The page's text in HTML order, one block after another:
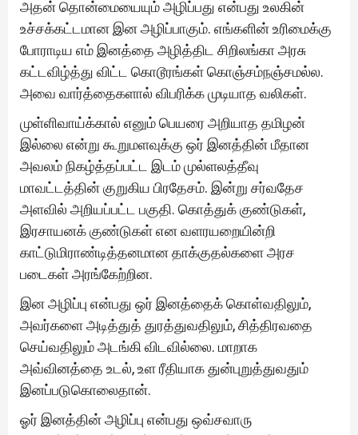
அதன் தொன்மையையும் அழிப்பது என்பது உலகின்
உச்சக்கட்டமான இன அழிப்பாகும். எங்களின் உரிமைக்கு
போராடிய எம் இனத்தை அழித்திட சிறிலங்கா அரசு
கட்டவிழ்த்து விட்ட கொடூரங்கள் கொஞ்சம்நஞ்சமல்ல.
அவை வார்த்தைகளால் விபரிக்க முடியாத வலிகள்.
முள்ளிவாய்க்கால் எனும் பெயரை அறியாத தமிழன்
இல்லை என்று கூறுமளவுக்கு ஒர் இனத்தின் மீதான
அவலம் நிகழ்த்தப்பட்ட இடம் முல்ளலத்தீவு
மாவட்டத்தின் குறுகிய பிரதேசம். இன்று சர்வதேச
அளவில் அறியப்பட்ட பகுதி. கொத்துக் குண்டுகள்,
இரசாயனக் குண்டுகள் என வளரயறையின்றி
காட்டுமிராண்டித்தனமான தாக்குதல்களை அரச
படைகள் அரங்கேற்றின.
இன அழிப்பு என்பது ஒர் இனத்தைக் கொள்வதிலும்,
அவர்களை அடித்துத் துரத்துவதிலும், சித்திரவதை
செய்வதிலும் அடங்கி விடவில்லை. மாறாக
அவ்வினத்தை உடல், உள ரீதியாக துன்புறுத்துவதும்
இனப்படுகொலைதான்.
ஓர் இனத்தின் அழிப்பு என்பது ஒவ்சவாரு